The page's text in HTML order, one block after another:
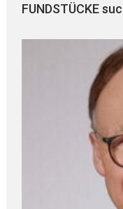
FUNDSTÜCKE